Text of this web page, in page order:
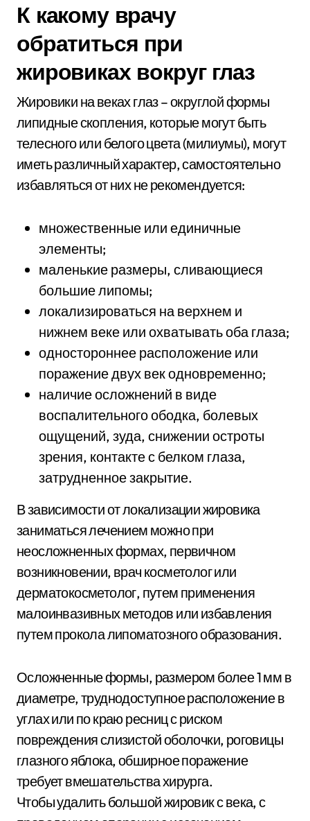
К какому врачу
обратиться при
жировиках вокруг глаз
Жировики на веках глаз – округлой формы
липидные скопления, которые могут быть
телесного или белого цвета (милиумы), могут
иметь различный характер, самостоятельно
избавляться от них не рекомендуется:
множественные или единичные
элементы;
маленькие размеры, сливающиеся
большие липомы;
локализироваться на верхнем и
нижнем веке или охватывать оба глаза;
одностороннее расположение или
поражение двух век одновременно;
наличие осложнений в виде
воспалительного ободка, болевых
ощущений, зуда, снижении остроты
зрения, контакте с белком глаза,
затрудненное закрытие.
В зависимости от локализации жировика
заниматься лечением можно при
неосложненных формах, первичном
возникновении, врач косметолог или
дерматокосметолог, путем применения
малоинвазивных методов или избавления
путем прокола липоматозного образования.
Осложненные формы, размером более 1 мм в
диаметре, труднодоступное расположение в
углах или по краю ресниц с риском
повреждения слизистой оболочки, роговицы
глазного яблока, обширное поражение
требует вмешательства хирурга.
Чтобы удалить большой жировик с века, с